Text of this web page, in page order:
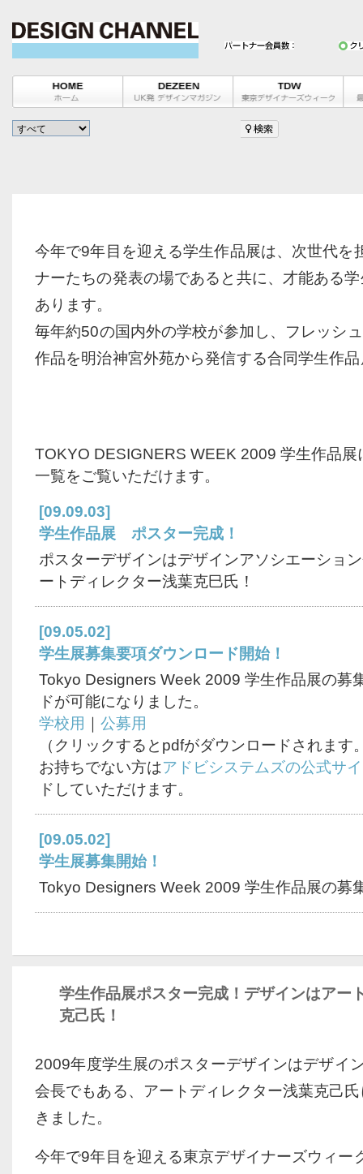
今年で9年目を迎える学生作品展は、次世代を
ナーたちの発表の場であると共に、才能ある
あります。
毎年約50の国内外の学校が参加し、フレッシ
作品を明治神宮外苑から発信する合同学生作
TOKYO DESIGNERS WEEK 2009 学生作品展
一覧をご覧いただけます。
[09.09.03]
学生作品展 ポスター完成！
ポスターデザインはデザインアソシエーショ
ートディレクター浅葉克巳氏！
[09.05.02]
学生展募集要項ダウンロード開始！
Tokyo Designers Week 2009 学生作品展の募
ドが可能になりました。
学校用
公募用
（クリックするとpdfがダウンロードされま
お持ちでない方はアドビシステムズの公式サ
ドしていただけます。
[09.05.02]
学生展募集開始！
Tokyo Designers Week 2009 学生作品展の募
学生作品展ポスター完成！デザインはアー
克己氏！
2009年度学生展のポスターデザインはデザイ
会長でもある、アートディレクター浅葉克己
きました。
今年で9年目を迎える東京デザイナーズウィー